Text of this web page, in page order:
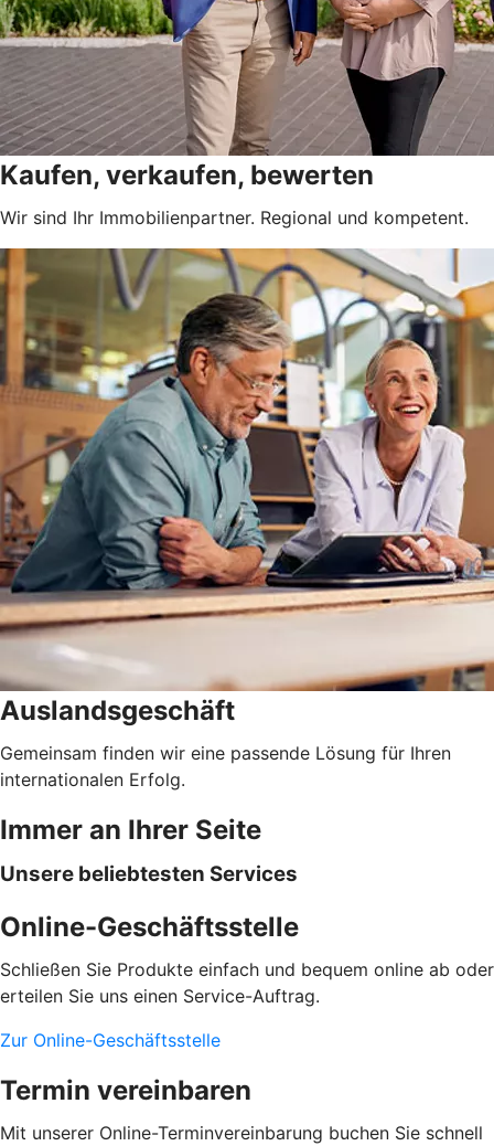
Kaufen, verkaufen, bewerten
Wir sind Ihr Immobilienpartner. Regional und kompetent.
Auslandsgeschäft
Gemeinsam finden wir eine passende Lösung für Ihren
internationalen Erfolg.
Immer an Ihrer Seite
Unsere beliebtesten Services
Online-Geschäftsstelle
Schließen Sie Produkte einfach und bequem online ab oder
erteilen Sie uns einen Service-Auftrag.
Zur Online-Geschäftsstelle
Termin vereinbaren
Mit unserer Online-Terminvereinbarung buchen Sie schnell